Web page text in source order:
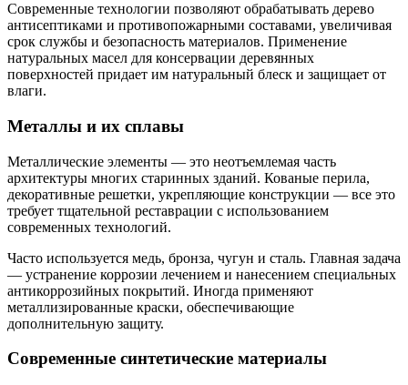
Современные технологии позволяют обрабатывать дерево
антисептиками и противопожарными составами, увеличивая
срок службы и безопасность материалов. Применение
натуральных масел для консервации деревянных
поверхностей придает им натуральный блеск и защищает от
влаги.
Металлы и их сплавы
Металлические элементы — это неотъемлемая часть
архитектуры многих старинных зданий. Кованые перила,
декоративные решетки, укрепляющие конструкции — все это
требует тщательной реставрации с использованием
современных технологий.
Часто используется медь, бронза, чугун и сталь. Главная задача
— устранение коррозии лечением и нанесением специальных
антикоррозийных покрытий. Иногда применяют
металлизированные краски, обеспечивающие
дополнительную защиту.
Современные синтетические материалы